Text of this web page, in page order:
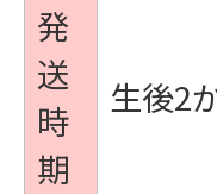
発
送
時
期
生後2